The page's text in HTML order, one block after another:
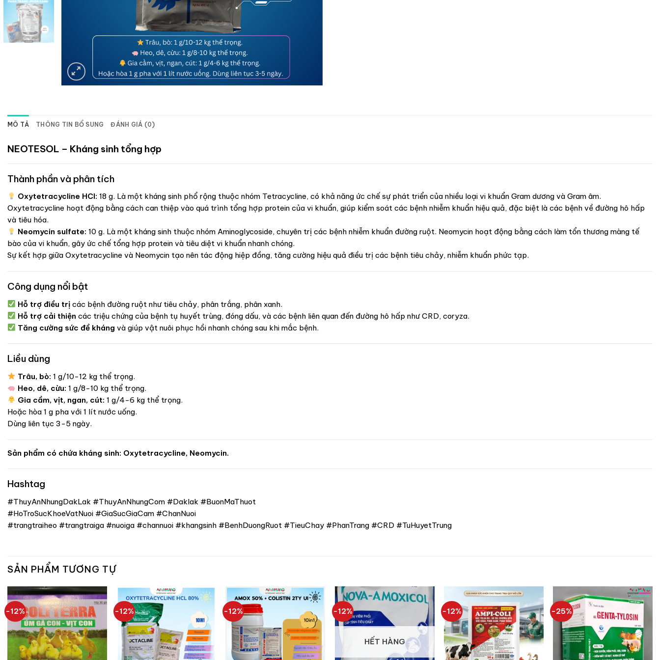
MÔ TẢ THÔNG TIN BỔ SUNG ĐÁNH GIÁ (0)
NEOTESOL – Kháng sinh tổng hợp
Thành phần và phân tích
Oxytetracycline HCl: 18 g. Là một kháng sinh phổ rộng thuộc nhóm Tetracycline, có khả năng ức chế sự phát triển của nhiều loại vi khuẩn Gram dương và Gram âm.
Oxytetracycline hoạt động bằng cách can thiệp vào quá trình tổng hợp protein của vi khuẩn, giúp kiểm soát các bệnh nhiễm khuẩn hiệu quả, đặc biệt là các bệnh về đường hô hấp
và tiêu hóa.
Neomycin sulfate: 10 g. Là một kháng sinh thuộc nhóm Aminoglycoside, chuyên trị các bệnh nhiễm khuẩn đường ruột. Neomycin hoạt động bằng cách làm tổn thương màng tế
bào của vi khuẩn, gây ức chế tổng hợp protein và tiêu diệt vi khuẩn nhanh chóng.
Sự kết hợp giữa Oxytetracycline và Neomycin tạo nên tác động hiệp đồng, tăng cường hiệu quả điều trị các bệnh tiêu chảy, nhiễm khuẩn phức tạp.
Công dụng nổi bật
Hỗ trợ điều trị các bệnh đường ruột như tiêu chảy, phân trắng, phân xanh.
Hỗ trợ cải thiện các triệu chứng của bệnh tụ huyết trùng, đóng dấu, và các bệnh liên quan đến đường hô hấp như CRD, coryza.
Tăng cường sức đề kháng và giúp vật nuôi phục hồi nhanh chóng sau khi mắc bệnh.
Liều dùng
Trâu, bò: 1 g/10-12 kg thể trọng.
Heo, dê, cừu: 1 g/8-10 kg thể trọng.
Gia cầm, vịt, ngan, cút: 1 g/4-6 kg thể trọng.
Hoặc hòa 1 g pha với 1 lít nước uống.
Dùng liên tục 3-5 ngày.
Sản phẩm có chứa kháng sinh: Oxytetracycline, Neomycin.
Hashtag
#ThuyAnNhungDakLak #ThuyAnNhungCom #Daklak #BuonMaThuot
#HoTroSucKhoeVatNuoi #GiaSucGiaCam #ChanNuoi
#trangtraiheo #trangtraiga #nuoiga #channuoi #khangsinh #BenhDuongRuot #TieuChay #PhanTrang #CRD #TuHuyetTrung
SẢN PHẨM TƯƠNG TỰ
-12% -12% -12% -12%
HẾT HÀNG
-12% -25%